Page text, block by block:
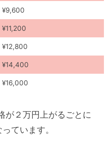
¥9,600
¥11,200
¥12,800
¥14,400
¥16,000
が２万円上がるごとに
ています。